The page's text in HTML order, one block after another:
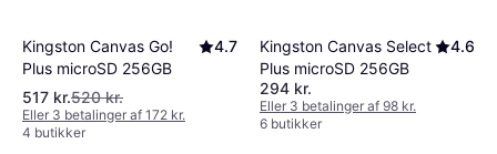
Kingston Canvas Go!
Plus microSD 256GB
4.7
517 kr.520 kr.
Eller 3 betalinger af 172 kr.
4 butikker
Kingston Canvas Select
Plus microSD 256GB
4.6
294 kr.
Eller 3 betalinger af 98 kr.
6 butikker